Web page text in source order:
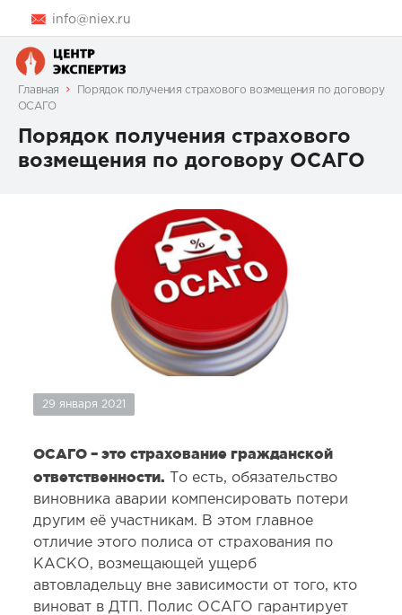
info@niex.ru
Главная
Порядок получения страхового возмещения по договору
ОСАГО
Порядок получения страхового
возмещения по договору ОСАГО
29 января 2021
ОСАГО – это страхование гражданской
ответственности. То есть, обязательство
виновника аварии компенсировать потери
другим её участникам. В этом главное
отличие этого полиса от страхования по
КАСКО, возмещающей ущерб
автовладельцу вне зависимости от того, кто
виноват в ДТП. Полис ОСАГО гарантирует